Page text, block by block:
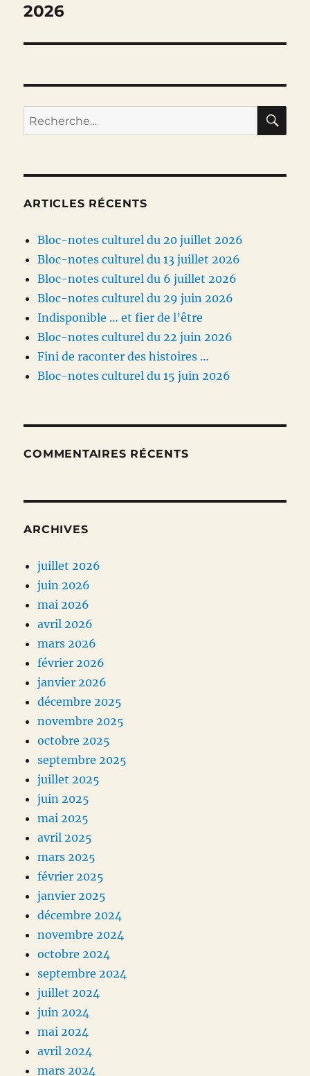
suivante :
2026
Recherche
pour :
ARTICLES RÉCENTS
Bloc-notes culturel du 20 juillet 2026
Bloc-notes culturel du 13 juillet 2026
Bloc-notes culturel du 6 juillet 2026
Bloc-notes culturel du 29 juin 2026
Indisponible … et fier de l’être
Bloc-notes culturel du 22 juin 2026
Fini de raconter des histoires …
Bloc-notes culturel du 15 juin 2026
COMMENTAIRES RÉCENTS
ARCHIVES
juillet 2026
juin 2026
mai 2026
avril 2026
mars 2026
février 2026
janvier 2026
décembre 2025
novembre 2025
octobre 2025
septembre 2025
juillet 2025
juin 2025
mai 2025
avril 2025
mars 2025
février 2025
janvier 2025
décembre 2024
novembre 2024
octobre 2024
septembre 2024
juillet 2024
juin 2024
mai 2024
avril 2024
mars 2024